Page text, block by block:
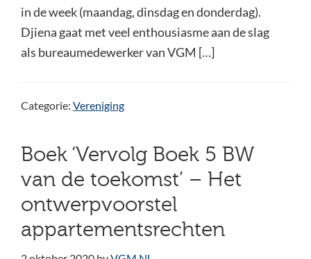
in de week (maandag, dinsdag en donderdag).
Djiena gaat met veel enthousiasme aan de slag
als bureaumedewerker van VGM […]
Categorie: Vereniging
Boek ‘Vervolg Boek 5 BW
van de toekomst’ – Het
ontwerpvoorstel
appartementsrechten